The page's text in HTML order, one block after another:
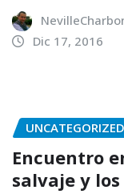
Dic 17, 2016
UNCATEGORIZED
Encuentro
salvaje y